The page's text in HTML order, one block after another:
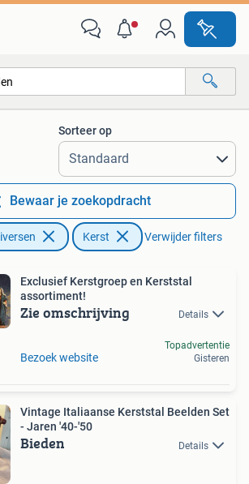
Alle afstanden…
Sorteer op
Bewaar je zoekopdracht
Kerst Verwijder filters
Exclusief Kerstgroep en Kerststal
assortiment!
Zie omschrijving Details
Bezoek website
Topadvertentie
Gisteren
Vintage Italiaanse Kerststal Beelden Set
- Jaren '40-'50
Bieden Details